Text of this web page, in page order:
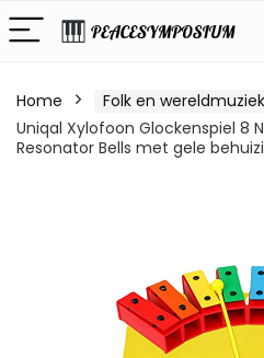
Home Folk en wereldmuziek
Uniqal Xylofoon Glockenspiel 8
Resonator Bells met gele